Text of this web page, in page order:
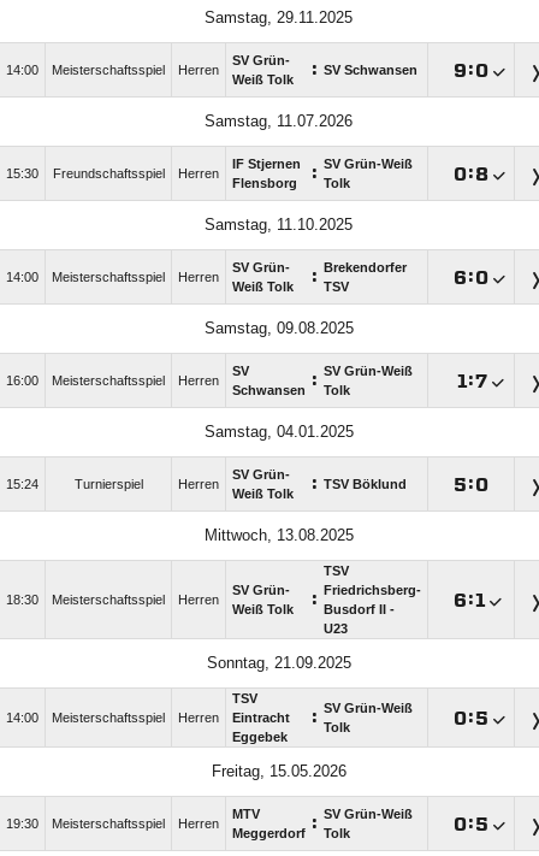
Samstag, 29.11.2025
14:00 Meisterschaftsspiel Herren
SV Grün-
Weiß Tolk
: SV Schwansen :
Samstag, 11.07.2026
15:30 Freundschaftsspiel Herren
IF Stjernen
Flensborg
: SV Grün-Weiß
Tolk
:
Samstag, 11.10.2025
14:00 Meisterschaftsspiel Herren
SV Grün-
Weiß Tolk
:
Brekendorfer
TSV
:
Samstag, 09.08.2025
16:00 Meisterschaftsspiel Herren
SV
Schwansen : SV Grün-Weiß
Tolk
:
Samstag, 04.01.2025
15:24 Turnierspiel Herren
SV Grün-
Weiß Tolk
: TSV Böklund :
Mittwoch, 13.08.2025
18:30 Meisterschaftsspiel Herren
SV Grün-
Weiß Tolk
:
TSV
Friedrichsberg-
Busdorf II -
U23
:
Sonntag, 21.09.2025
14:00 Meisterschaftsspiel Herren
TSV
Eintracht
Eggebek
: SV Grün-Weiß
Tolk
:
Freitag, 15.05.2026
19:30 Meisterschaftsspiel Herren
MTV
Meggerdorf : SV Grün-Weiß
Tolk
: